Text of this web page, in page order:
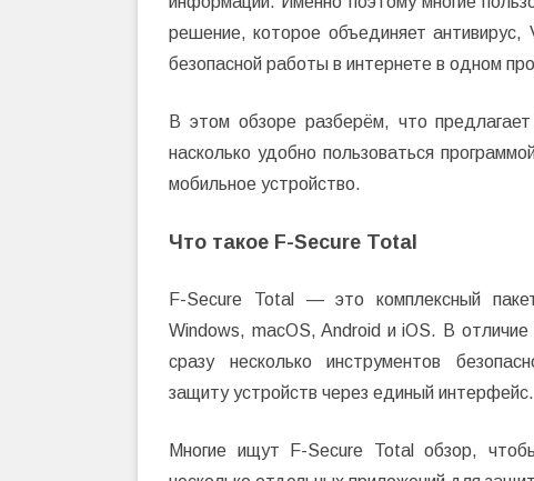
решение, которое объединяет
безопасной работы в интернете в одном
В этом обзоре разберём, что
насколько удобно пользоваться
мобильное устройство.
Что такое F-Secure Total
F-Secure Total — это комплексный
Windows, macOS, Android и iOS. В
сразу несколько инструментов
защиту устройств через единый интерфейс.
Многие ищут F-Secure Total обзор,